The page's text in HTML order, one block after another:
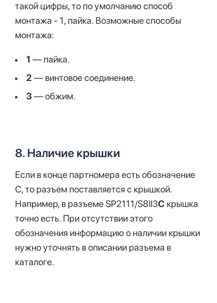
такой цифры, то по умолчанию способ
монтажа - 1, пайка. Возможные способы
монтажа:
1 — пайка.
2 — винтовое соединение.
3— обжим.
8. Наличие крышки
Если в конце партномера есть обозначение
С, то разъем поставляется с крышкой.
Например, в разъеме SP2111/S8II3C крышка
точно есть. При отсутствии этого
обозначения информацию о наличии крышки
нужно уточнять в описании разъема в
каталоге.